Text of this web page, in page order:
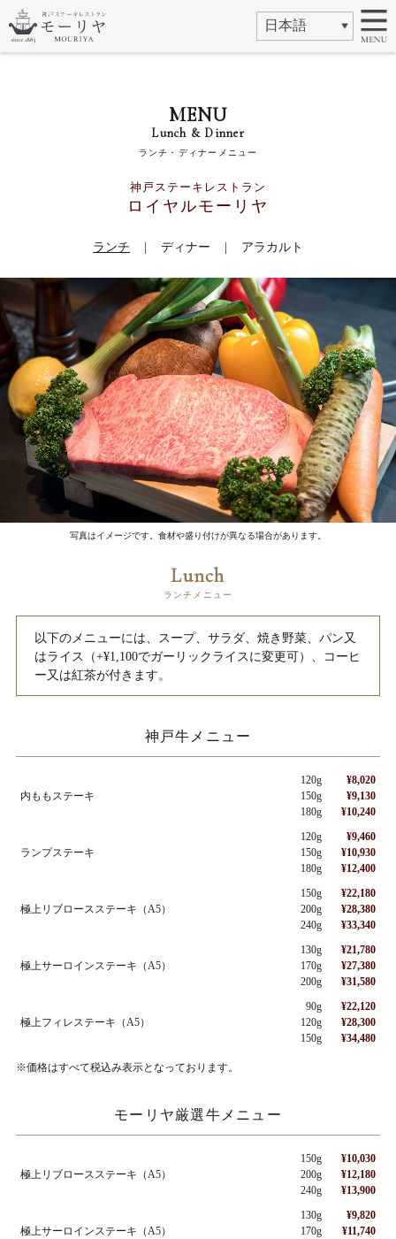
MENU
Lunch & Dinner
ランチ・ディナーメニュー
神戸ステーキレストラン
ロイヤルモーリヤ
ランチ ディナー アラカルト
写真はイメージです。食材や盛り付けが異なる場合があります。
Lunch
ランチメニュー
以下のメニューには、スープ、サラダ、焼き野菜、パン又
はライス（+¥1,100でガーリックライスに変更可）、コーヒ
ー又は紅茶が付きます。
神戸牛メニュー
内ももステーキ
120g
150g
180g
¥8,020
¥9,130
¥10,240
ランプステーキ
120g
150g
180g
¥9,460
¥10,930
¥12,400
極上リブロースステーキ（A5）
150g
200g
240g
¥22,180
¥28,380
¥33,340
極上サーロインステーキ（A5）
130g
170g
200g
¥21,780
¥27,380
¥31,580
極上フィレステーキ（A5）
90g
120g
150g
¥22,120
¥28,300
¥34,480
※価格はすべて税込み表示となっております。
モーリヤ厳選牛メニュー
極上リブロースステーキ（A5）
150g
200g
240g
¥10,030
¥12,180
¥13,900
極上サーロインステーキ（A5）
130g
170g
¥9,820
¥11,740